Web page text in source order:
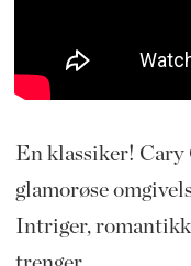
En klassiker! Cary
glamorøse
Intriger, romantikk